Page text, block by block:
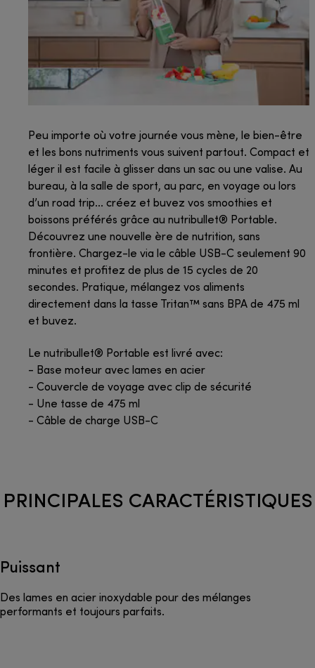
Peu importe où votre journée vous mène, le bien-être
et les bons nutriments vous suivent partout. Compact et
léger il est facile à glisser dans un sac ou une valise. Au
bureau, à la salle de sport, au parc, en voyage ou lors
d’un road trip... créez et buvez vos smoothies et
boissons préférés grâce au nutribullet® Portable.
Découvrez une nouvelle ère de nutrition, sans
frontière. Chargez-le via le câble USB-C seulement 90
minutes et profitez de plus de 15 cycles de 20
secondes. Pratique, mélangez vos aliments
directement dans la tasse Tritan™ sans BPA de 475 ml
et buvez.
Le nutribullet® Portable est livré avec:
- Base moteur avec lames en acier
- Couvercle de voyage avec clip de sécurité
- Une tasse de 475 ml
- Câble de charge USB-C
PRINCIPALES CARACTÉRISTIQUES
Puissant
Des lames en acier inoxydable pour des mélanges
performants et toujours parfaits.